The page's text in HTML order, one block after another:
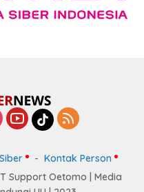
Kontak Person
Support Oetomo | Media